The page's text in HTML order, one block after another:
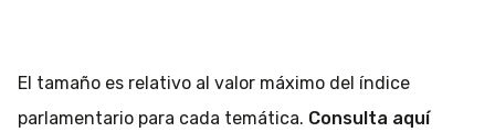
El tamaño es relativo al valor máximo del índice
parlamentario para cada temática. Consulta aquí